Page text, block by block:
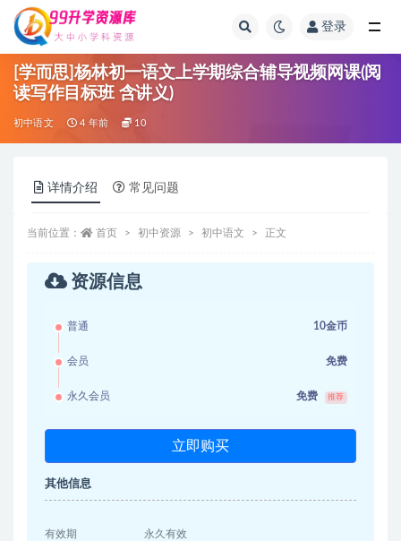
登录
[学而思]杨林初一语文上学期综合辅导视频网课(阅
读写作目标班 含讲义)
初中语文 4 年前 10
详情介绍 常见问题
当前位置： 首页 初中资源 初中语文 正文
资源信息
普通 10金币
会员 免费
永久会员 免费 推荐
立即购买
其他信息
有效期 永久有效